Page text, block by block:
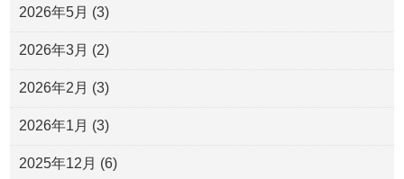
2026年5月 (3)
2026年3月 (2)
2026年2月 (3)
2026年1月 (3)
2025年12月 (6)